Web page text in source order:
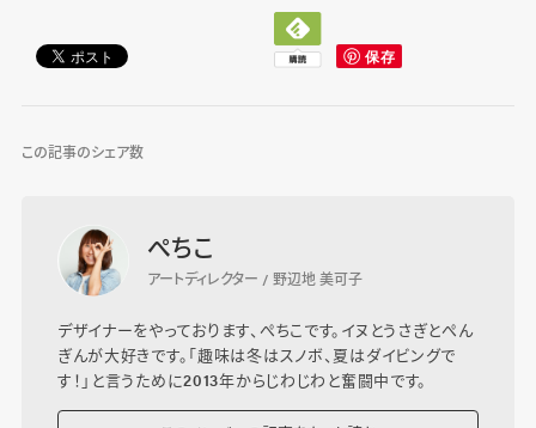
この記事のシェア数
ぺちこ
アートディレクター / 野辺地 美可子
デザイナーをやっております、ぺちこです。イヌとうさぎとぺん
ぎんが大好きです。「趣味は冬はスノボ、夏はダイビングで
す！」と言うために2013年からじわじわと奮闘中です。